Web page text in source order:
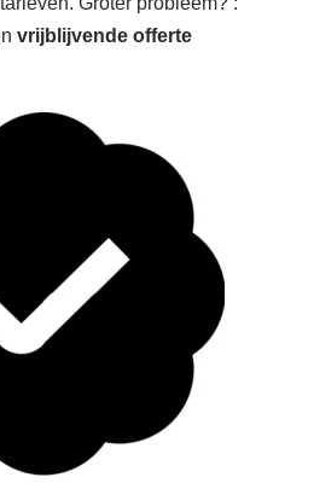
vrijblijvende offerte